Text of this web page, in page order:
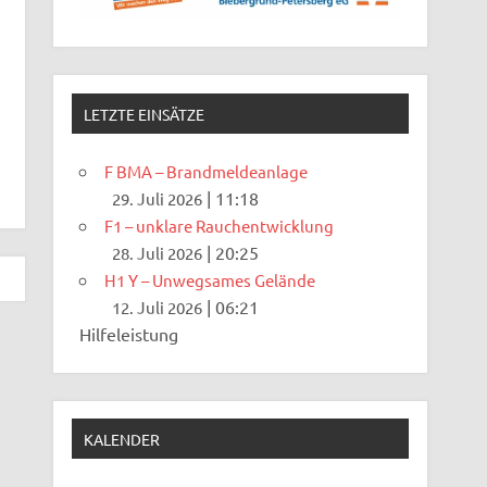
LETZTE EINSÄTZE
F BMA – Brandmeldeanlage
29. Juli 2026 | 11:18
F1 – unklare Rauchentwicklung
28. Juli 2026 | 20:25
H1 Y – Unwegsames Gelände
12. Juli 2026 |06:21
Hilfeleistung
KALENDER